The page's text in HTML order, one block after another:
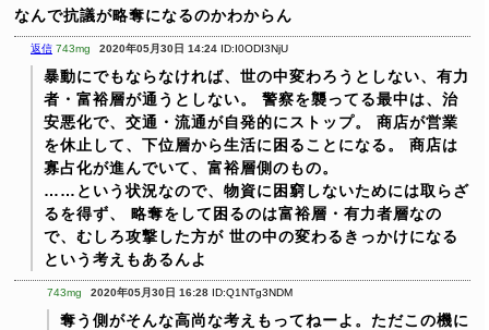
なんで抗議が略奪になるのかわからん
返信 743mg 2020年05月30日 14:24 ID:I0ODI3NjU
暴動にでもならなければ、世の中変わろうとしない、有力
者・富裕層が通うとしない。
警察を襲ってる最中は、治
安悪化で、交通・流通が自発的にストップ。
商店が営業
を休止して、下位層から生活に困ることになる。
商店は
寡占化が進んでいて、富裕層側のもの。
……という状況なので、物資に困窮しないためには取らざ
るを得ず、
略奪をして困るのは富裕層・有力者層なの
で、むしろ攻撃した方が 世の中の変わるきっかけになる
という考えもあるんよ
743mg 2020年05月30日 16:28 ID:Q1NTg3NDM
奪う側がそんな高尚な考えもってねーよ。ただこの機に